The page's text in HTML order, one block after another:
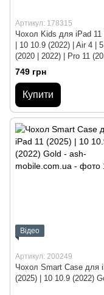
Артикул: 178315
Чохол Kids для iPad 11
| 10 10.9 (2022) | Air 4 |
(2020 | 2022) | Pro 11
2025) Red
749 грн
Купити
Відео
Артикул: 200249
Чохол Smart Case для
(2025) | 10 10.9 (2022)